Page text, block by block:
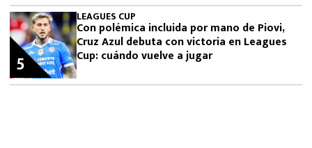
LEAGUES CUP
Con polémica incluida por mano de Piovi,
Cruz Azul debuta con victoria en Leagues
Cup: cuándo vuelve a jugar
5